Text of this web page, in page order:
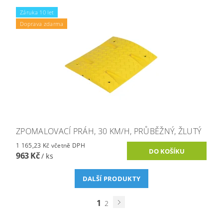
Záruka 10 let
Doprava zdarma
ZPOMALOVACÍ PRÁH, 30 KM/H, PRŮBĚŽNÝ, ŽLUTÝ
1 165,23 Kč včetně DPH
963 Kč/ ks
DALŠÍ PRODUKTY
1 2